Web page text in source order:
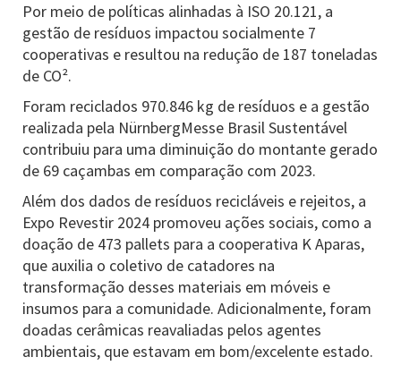
Por meio de políticas alinhadas à ISO 20.121, a
gestão de resíduos impactou socialmente 7
cooperativas e resultou na redução de 187 toneladas
de CO².
Foram reciclados 970.846 kg de resíduos e a gestão
realizada pela NürnbergMesse Brasil Sustentável
contribuiu para uma diminuição do montante gerado
de 69 caçambas em comparação com 2023.
Além dos dados de resíduos recicláveis e rejeitos, a
Expo Revestir 2024 promoveu ações sociais, como a
doação de 473 pallets para a cooperativa K Aparas,
que auxilia o coletivo de catadores na
transformação desses materiais em móveis e
insumos para a comunidade. Adicionalmente, foram
doadas cerâmicas reavaliadas pelos agentes
ambientais, que estavam em bom/excelente estado.